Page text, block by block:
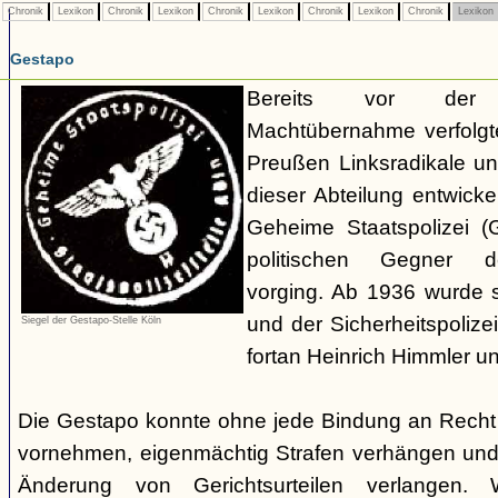
Chronik Lexikon Chronik Lexikon Chronik Lexikon Chronik Lexikon Chronik Lexikon
Gestapo
Siegel der Gestapo-Stelle Köln
Bereits vor der
Machtübernahme
Preußen Linksradikale
dieser Abteilung
Geheime Staatspolizei
politischen Gegner
vorging. Ab 1936 wurde
und der
fortan Heinrich Himmler
Die Gestapo konnte ohne jede Bindung an
vornehmen, eigenmächtig Strafen verhängen
Änderung von Gerichtsurteilen verlangen.